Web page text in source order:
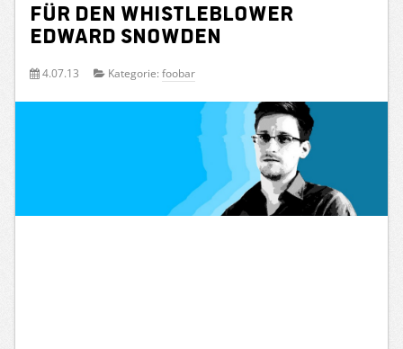
für den Whistleblower
Edward Snowden
4.07.13 Kategorie: foobar